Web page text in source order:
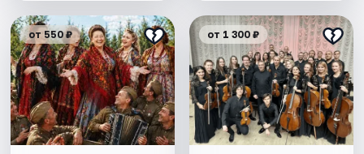
от 550 ₽ от 1 300 ₽